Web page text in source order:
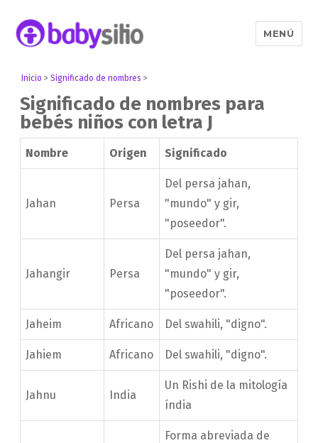
MENÚ
Inicio >Significado de nombres >
Significado de nombres para
bebés niños con letra J
Nombre Origen Significado
Jahan Persa
Del persa jahan,
"mundo" y gir,
"poseedor".
Jahangir Persa
Del persa jahan,
"mundo" y gir,
"poseedor".
Jaheim Africano Del swahili, "digno".
Jahiem Africano Del swahili, "digno".
Jahnu India
Un Rishi de la mitología
índia
Forma abreviada de